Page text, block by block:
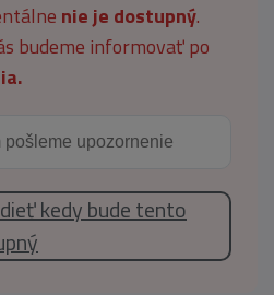
nie je dostupný.
budeme informovať po
kedy bude tento